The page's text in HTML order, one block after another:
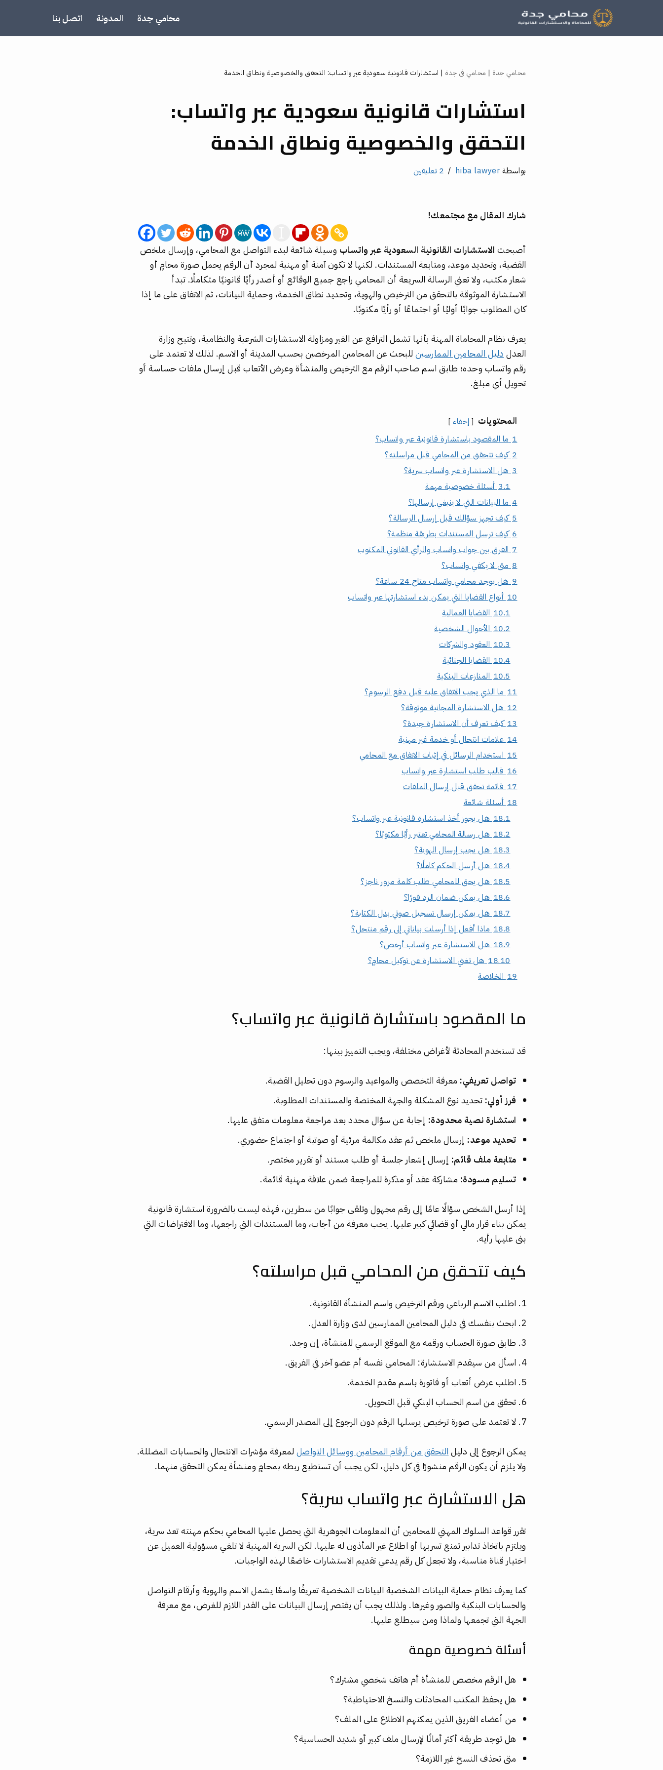
محامي جدة المدونة اتصل بنا
محامي جدة | محامي في جدة | استشارات قانونية سعودية عبر واتساب: التحقق والخصوصية ونطاق الخدمة
استشارات قانونية سعودية عبر واتساب:
التحقق والخصوصية ونطاق الخدمة
بواسطةhiba lawyer 2 تعليقين
شارك المقال مع مجتمعك!
أصبحت الاستشارات القانونية السعودية عبر واتساب وسيلة شائعة لبدء التواصل مع المحامي، وإرسال ملخص
القضية، وتحديد موعد، ومتابعة المستندات. لكنها لا تكون آمنة أو مهنية لمجرد أن الرقم يحمل صورة محامٍ أو
شعار مكتب، ولا تعني الرسالة السريعة أن المحامي راجع جميع الوقائع أو أصدر رأيًا قانونيًا متكاملًا. تبدأ
الاستشارة الموثوقة بالتحقق من الترخيص والهوية، وتحديد نطاق الخدمة، وحماية البيانات، ثم الاتفاق على ما إذا
كان المطلوب جوابًا أوليًا أو اجتماعًا أو رأيًا مكتوبًا.
يعرف نظام المحاماة المهنة بأنها تشمل الترافع عن الغير ومزاولة الاستشارات الشرعية والنظامية، وتتيح وزارة
العدل دليل المحامين الممارسين للبحث عن المحامين المرخصين بحسب المدينة أو الاسم. لذلك لا تعتمد على
رقم واتساب وحده؛ طابق اسم صاحب الرقم مع الترخيص والمنشأة وعرض الأتعاب قبل إرسال ملفات حساسة أو
تحويل أي مبلغ.
المحتويات إخفاء
1 ما المقصود باستشارة قانونية عبر واتساب؟
2 كيف تتحقق من المحامي قبل مراسلته؟
3 هل الاستشارة عبر واتساب سرية؟
3.1 أسئلة خصوصية مهمة
4 ما البيانات التي لا ينبغي إرسالها؟
5 كيف تجهز سؤالك قبل إرسال الرسالة؟
6 كيف ترسل المستندات بطريقة منظمة؟
7 الفرق بين جواب واتساب والرأي القانوني المكتوب
8 متى لا يكفي واتساب؟
9 هل يوجد محامي واتساب متاح 24 ساعة؟
10 أنواع القضايا التي يمكن بدء استشارتها عبر واتساب
10.1 القضايا العمالية
10.2 الأحوال الشخصية
10.3 العقود والشركات
10.4 القضايا الجنائية
10.5 المنازعات البنكية
11 ما الذي يجب الاتفاق عليه قبل دفع الرسوم؟
12 هل الاستشارة المجانية موثوقة؟
13 كيف تعرف أن الاستشارة جيدة؟
14 علامات انتحال أو خدمة غير مهنية
15 استخدام الرسائل في إثبات الاتفاق مع المحامي
16 قالب طلب استشارة عبر واتساب
17 قائمة تحقق قبل إرسال الملفات
18 أسئلة شائعة
18.1 هل يجوز أخذ استشارة قانونية عبر واتساب؟
18.2 هل رسالة المحامي تعتبر رأيًا مكتوبًا؟
18.3 هل يجب إرسال الهوية؟
18.4 هل أرسل الحكم كاملًا؟
18.5 هل يحق للمحامي طلب كلمة مرور ناجز؟
18.6 هل يمكن ضمان الرد فورًا؟
18.7 هل يمكن إرسال تسجيل صوتي بدل الكتابة؟
18.8 ماذا أفعل إذا أرسلت بياناتي إلى رقم منتحل؟
18.9 هل الاستشارة عبر واتساب أرخص؟
18.10 هل تغني الاستشارة عن توكيل محامٍ؟
19 الخلاصة
ما المقصود باستشارة قانونية عبر واتساب؟
قد تستخدم المحادثة لأغراض مختلفة، ويجب التمييز بينها:
تواصل تعريفي: معرفة التخصص والمواعيد والرسوم دون تحليل القضية.
فرز أولي: تحديد نوع المشكلة والجهة المختصة والمستندات المطلوبة.
استشارة نصية محدودة: إجابة عن سؤال محدد بعد مراجعة معلومات متفق عليها.
تحديد موعد: إرسال ملخص ثم عقد مكالمة مرئية أو صوتية أو اجتماع حضوري.
متابعة ملف قائم: إرسال إشعار جلسة أو طلب مستند أو تقرير مختصر.
تسليم مسودة: مشاركة عقد أو مذكرة للمراجعة ضمن علاقة مهنية قائمة.
إذا أرسل الشخص سؤالًا عامًا إلى رقم مجهول وتلقى جوابًا من سطرين، فهذه ليست بالضرورة استشارة قانونية
يمكن بناء قرار مالي أو قضائي كبير عليها. يجب معرفة من أجاب، وما المستندات التي راجعها، وما الافتراضات التي
بنى عليها رأيه.
كيف تتحقق من المحامي قبل مراسلته؟
اطلب الاسم الرباعي ورقم الترخيص واسم المنشأة القانونية.
ابحث بنفسك في دليل المحامين الممارسين لدى وزارة العدل.
طابق صورة الحساب ورقمه مع الموقع الرسمي للمنشأة، إن وجد.
اسأل من سيقدم الاستشارة: المحامي نفسه أم عضو آخر في الفريق.
اطلب عرض أتعاب أو فاتورة باسم مقدم الخدمة.
تحقق من اسم الحساب البنكي قبل التحويل.
لا تعتمد على صورة ترخيص يرسلها الرقم دون الرجوع إلى المصدر الرسمي.
يمكن الرجوع إلى دليل التحقق من أرقام المحامين ووسائل التواصل لمعرفة مؤشرات الانتحال والحسابات المضللة.
ولا يلزم أن يكون الرقم منشورًا في كل دليل، لكن يجب أن تستطيع ربطه بمحامٍ ومنشأة يمكن التحقق منهما.
هل الاستشارة عبر واتساب سرية؟
تقرر قواعد السلوك المهني للمحامين أن المعلومات الجوهرية التي يحصل عليها المحامي بحكم مهنته تعد سرية،
ويلتزم باتخاذ تدابير تمنع تسربها أو اطلاع غير المأذون له عليها. لكن السرية المهنية لا تلغي مسؤولية العميل عن
اختيار قناة مناسبة، ولا تجعل كل رقم يدعي تقديم الاستشارات خاضعًا لهذه الواجبات.
كما يعرف نظام حماية البيانات الشخصية البيانات الشخصية تعريفًا واسعًا يشمل الاسم والهوية وأرقام التواصل
والحسابات البنكية والصور وغيرها. ولذلك يجب أن يقتصر إرسال البيانات على القدر اللازم للغرض، مع معرفة
الجهة التي تجمعها ولماذا ومن سيطلع عليها.
أسئلة خصوصية مهمة
هل الرقم مخصص للمنشأة أم هاتف شخصي مشترك؟
هل يحفظ المكتب المحادثات والنسخ الاحتياطية؟
من أعضاء الفريق الذين يمكنهم الاطلاع على الملف؟
هل توجد طريقة أكثر أمانًا لإرسال ملف كبير أو شديد الحساسية؟
متى تحذف النسخ غير اللازمة؟